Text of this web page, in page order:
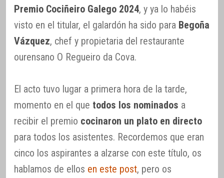
Premio Cociñeiro Galego 2024, y ya lo habéis
visto en el titular, el galardón ha sido para Begoña
Vázquez, chef y propietaria del restaurante
ourensano O Regueiro da Cova.
El acto tuvo lugar a primera hora de la tarde,
momento en el que todos los nominados a
recibir el premio cocinaron un plato en directo
para todos los asistentes. Recordemos que eran
cinco los aspirantes a alzarse con este título, os
hablamos de ellos en este post, pero os